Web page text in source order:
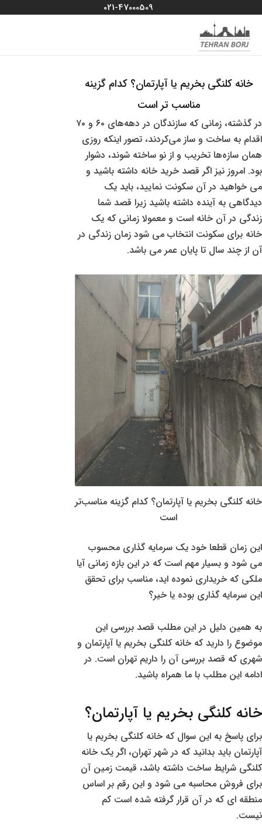
محتوا
021-47000509
خانه کلنگی بخریم یا آپارتمان؟ کدام گزینه
مناسب‌ تر است
در گذشته، زمانی که سازندگان در دهه‌های ۶۰ و ۷۰
اقدام به ساخت‌ و ساز می‌کردند، تصور اینکه روزی
همان سازه‌ها تخریب و از نو ساخته شوند، دشوار
بود. امروز نیز اگر قصد خرید خانه داشته باشید و
می خواهید در آن سکونت نمایید، باید یک
دیدگاهی به آینده داشته باشید زیرا قصد شما
زندگی در آن خانه است و معمولا زمانی که یک
خانه برای سکونت انتخاب می شود زمان زندگی در
آن از چند سال تا پایان عمر می باشد.
خانه کلنگی بخریم یا آپارتمان؟ کدام گزینه مناسب‌تر
است
این زمان قطعا خود یک سرمایه گذاری محسوب
می شود و بسیار مهم است که در این بازه زمانی آیا
ملکی که خریداری نموده اید، مناسب برای تحقق
این سرمایه گذاری بوده یا خیر؟
به همین دلیل در این مطلب قصد بررسی این
موضوع را دارید که خانه کلنگی بخریم یا آپارتمان و
شهری که قصد بررسی آن را داریم تهران است. در
ادامه این مطلب با ما همراه باشید.
خانه کلنگی بخریم یا آپارتمان؟
برای پاسخ به این سوال که خانه کلنگی بخریم یا
آپارتمان باید بدانید که در شهر تهران، اگر یک خانه
کلنگی شرایط ساخت داشته باشد، قیمت زمین آن
برای فروش محاسبه می شود و این رقم بر اساس
منطقه ای که در آن قرار گرفته شده است کم
نیست.